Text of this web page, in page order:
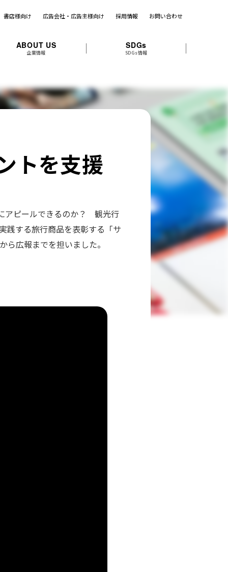
書店様向け 広告会社・広告主様向け 採用情報 お問い合わせ
ABOUT US
企業情報
SDGs
SDGs情報
トを支援
アピールできるのか？ 観光行
践する旅行商品を表彰する「サ
広報までを担いました。